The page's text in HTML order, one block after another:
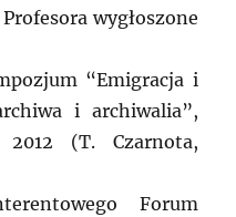
wygłoszone
“Emigracja i
i archiwalia”,
2012 (T. Czarnota,
Forum